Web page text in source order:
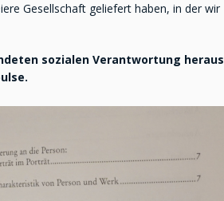
Gesellschaft geliefert haben, in der wir
sozialen Verantwortung heraus